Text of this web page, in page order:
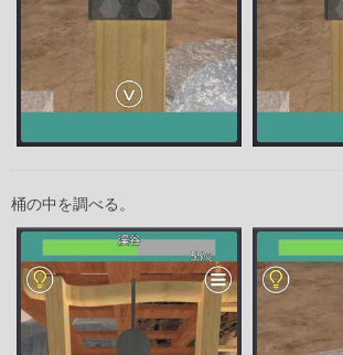
桶の中を調べる。